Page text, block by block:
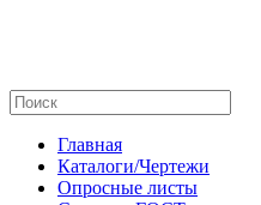
Главная
Каталоги/Чертежи
Опросные листы